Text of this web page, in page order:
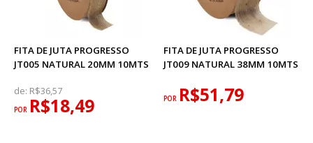
FITA DE JUTA PROGRESSO
JT005 NATURAL 20MM 10MTS
de: R$36,57
POR R$18,49
FITA DE JUTA PROGRESSO
JT009 NATURAL 38MM 10MTS
POR R$51,79